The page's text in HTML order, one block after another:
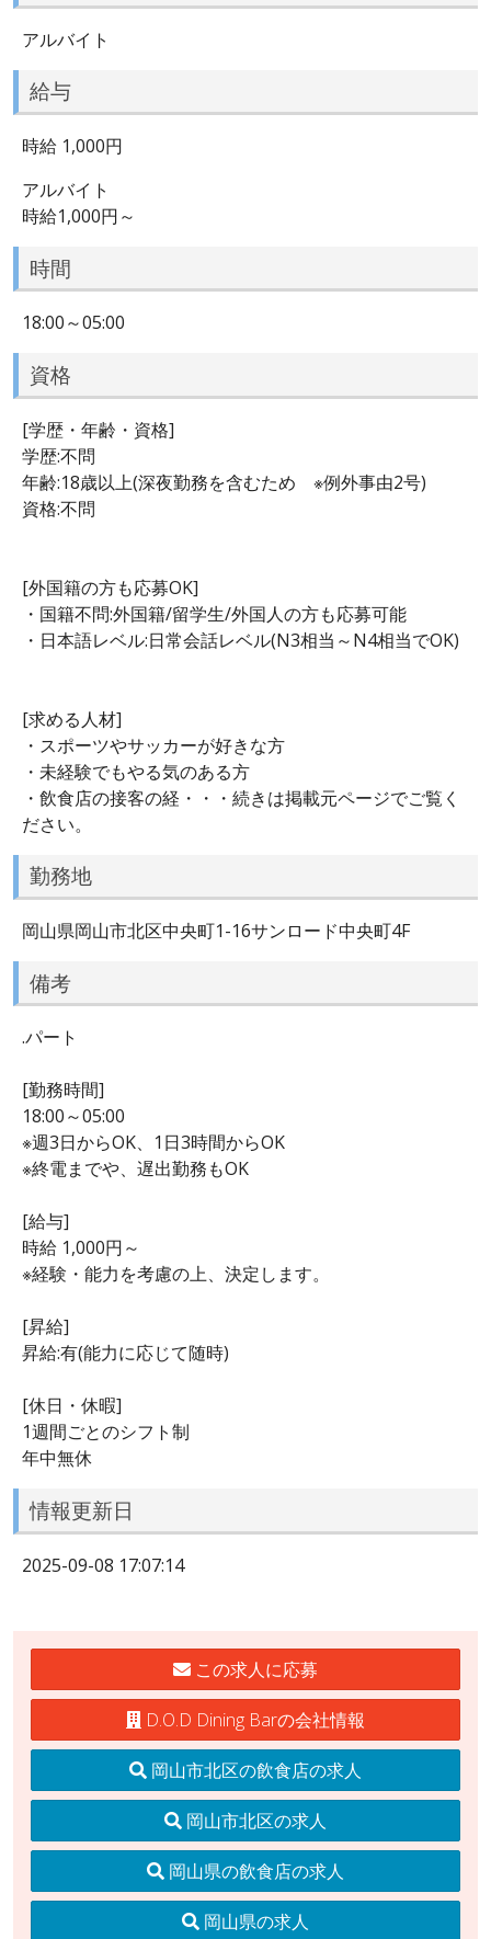
アルバイト
給与
時給 1,000円
アルバイト
時給1,000円～
時間
18:00～05:00
資格
[学歴・年齢・資格]
学歴:不問
年齢:18歳以上(深夜勤務を含むため ※例外事由2号)
資格:不問
[外国籍の方も応募OK]
・国籍不問:外国籍/留学生/外国人の方も応募可能
・日本語レベル:日常会話レベル(N3相当～N4相当でOK)
[求める人材]
・スポーツやサッカーが好きな方
・未経験でもやる気のある方
・飲食店の接客の経・・・続きは掲載元ページでご覧く
ださい。
勤務地
岡山県岡山市北区中央町1-16サンロード中央町4F
備考
.パート
[勤務時間]
18:00～05:00
※週3日からOK、1日3時間からOK
※終電までや、遅出勤務もOK
[給与]
時給 1,000円～
※経験・能力を考慮の上、決定します。
[昇給]
昇給:有(能力に応じて随時)
[休日・休暇]
1週間ごとのシフト制
年中無休
情報更新日
2025-09-08 17:07:14
この求人に応募
D.O.D Dining Barの会社情報
岡山市北区の飲食店の求人
岡山市北区の求人
岡山県の飲食店の求人
岡山県の求人